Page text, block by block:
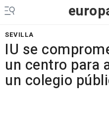
SEVILLA
IU se
un centro para
un colegio